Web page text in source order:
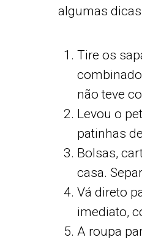
algumas
Tire os
não teve
Levou o
patinhas
Bolsas,
casa.
Vá direto
imediato,
A roupa